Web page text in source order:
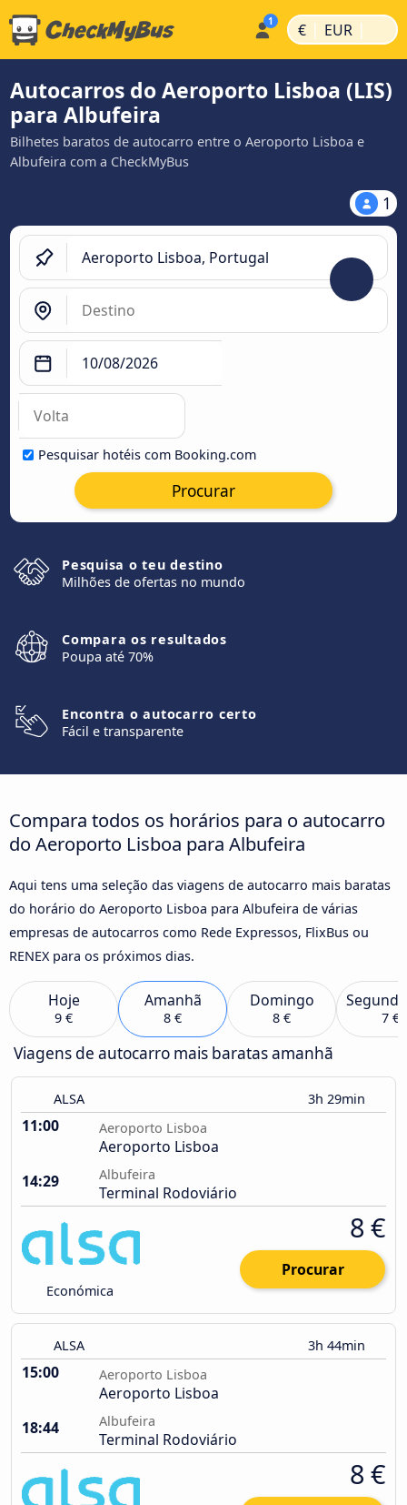
€ | EUR |
Autocarros do Aeroporto Lisboa (LIS)
para Albufeira
Bilhetes baratos de autocarro entre o Aeroporto Lisboa e
Albufeira com a CheckMyBus
1
Pesquisar hotéis com Booking.com
Procurar
Pesquisa o teu destino
Milhões de ofertas no mundo
Compara os resultados
Poupa até 70%
Encontra o autocarro certo
Fácil e transparente
Compara todos os horários para o autocarro
do Aeroporto Lisboa para Albufeira
Aqui tens uma seleção das viagens de autocarro mais baratas
do horário do Aeroporto Lisboa para Albufeira de várias
empresas de autocarros como Rede Expressos, FlixBus ou
RENEX para os próximos dias.
Hoje
9 €
Amanhã
8 €
Domingo
8 € 7 €
Viagens de autocarro mais baratas amanhã
ALSA 3h 29min
11:00 Aeroporto Lisboa
Aeroporto Lisboa
14:29
Albufeira
Terminal Rodoviário
Económica
8 €
Procurar
ALSA 3h 44min
15:00 Aeroporto Lisboa
Aeroporto Lisboa
18:44
Albufeira
Terminal Rodoviário
8 €